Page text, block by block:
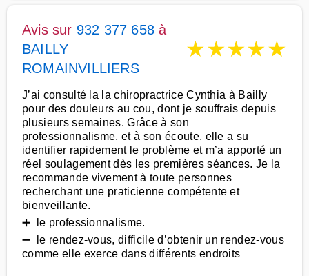
Avis sur 932 377 658 à
BAILLY
ROMAINVILLIERS
★★★★★
J’ai consulté la la chiropractrice Cynthia à Bailly
pour des douleurs au cou, dont je souffrais depuis
plusieurs semaines. Grâce à son
professionnalisme, et à son écoute, elle a su
identifier rapidement le problème et m’a apporté un
réel soulagement dès les premières séances. Je la
recommande vivement à toute personnes
recherchant une praticienne compétente et
bienveillante.
➕ le professionnalisme.
➖ le rendez-vous, difficile d’obtenir un rendez-vous
comme elle exerce dans différents endroits